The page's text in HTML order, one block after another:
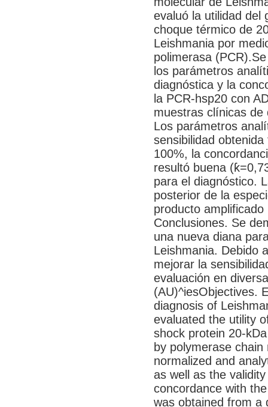
evaluó la utilidad del
choque térmico de
Leishmania por
polimerasa
los parámetros
diagnóstica y la
la PCR-hsp20 con
muestras clínicas de
Los parámetros
sensibilidad
100%, la
resultó buena
para el diagnóstico.
posterior de la
producto
Conclusiones. Se
una nueva diana
Leishmania. Debido
mejorar la
evaluación en
(AU)^iesObjectives.
diagnosis of
evaluated the utility
shock protein 20-
by polymerase
normalized and
as well as the
concordance with
was obtained from a